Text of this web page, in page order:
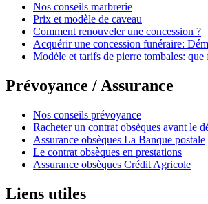
Nos conseils marbrerie
Prix et modèle de caveau
Comment renouveler une concession ?
Acquérir une concession funéraire:
Modèle et tarifs de pierre tombales:
Prévoyance / Assurance
Nos conseils prévoyance
Racheter un contrat obsèques avant le
Assurance obsèques La Banque postale
Le contrat obsèques en prestations
Assurance obsèques Crédit Agricole
Liens utiles